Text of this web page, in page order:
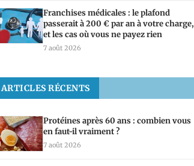
Franchises médicales : le plafond
passerait à 200 € par an à votre charge,
et les cas où vous ne payez rien
7 août 2026
ARTICLES RÉCENTS
Protéines après 60 ans : combien vous
en faut-il vraiment ?
7 août 2026